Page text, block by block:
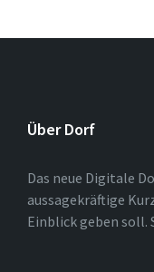
Über Dorf
Das neue Digitale
aussagekräftige
Einblick geben soll.